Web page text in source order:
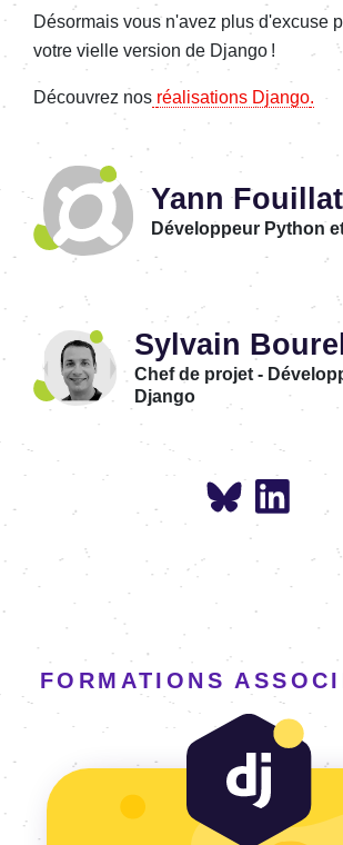
Désormais vous n'avez plus d'excuse
votre vielle version de Django !
Découvrez nos réalisations Django.
Yann Fouillat
Développeur Python
Sylvain
Chef de projet -
Django
FORMATIONS